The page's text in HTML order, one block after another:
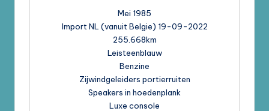
Mei 1985
Import NL (vanuit Belgie) 19-09-2022
255.668km
Leisteenblauw
Benzine
Zijwindgeleiders portierruiten
Speakers in hoedenplank
Luxe console